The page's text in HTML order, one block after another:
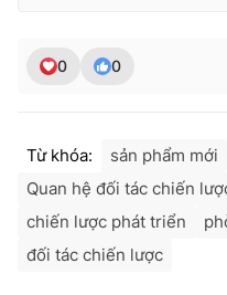
0 0
Từ khóa: sản phẩm mới
Quan hệ đối tác chiến
chiến lược phát triển
đối tác chiến lược